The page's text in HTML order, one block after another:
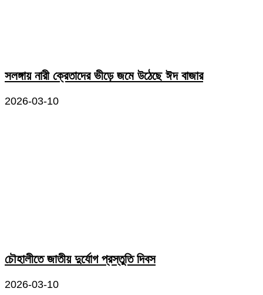
সলঙ্গায় নারী ক্রেতাদের ভীড়ে জমে উঠেছে ঈদ বাজার
2026-03-10
চৌহালীতে জাতীয় দুর্যোগ প্রস্তুতি দিবস
2026-03-10